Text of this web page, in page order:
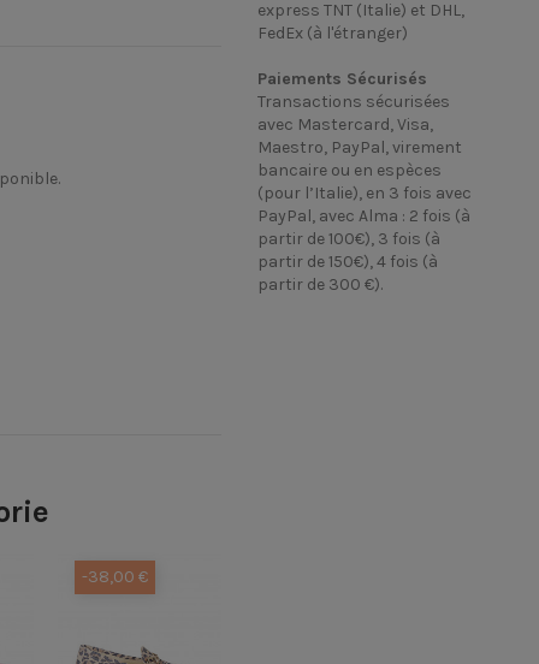
-38,00 €
express TNT (Italie) et DHL,
FedEx (à l'étranger)
Paiements Sécurisés
Transactions sécurisées
avec Mastercard, Visa,
Maestro, PayPal, virement
bancaire ou en espèces
(pour l’Italie), en 3 fois avec
PayPal, avec Alma : 2 fois (à
partir de 100€), 3 fois (à
partir de 150€), 4 fois (à
partir de 300 €).